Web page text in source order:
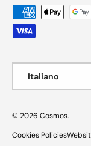
Metodi di
Italiano
© 2026 Cosmos.
Cookies Policies